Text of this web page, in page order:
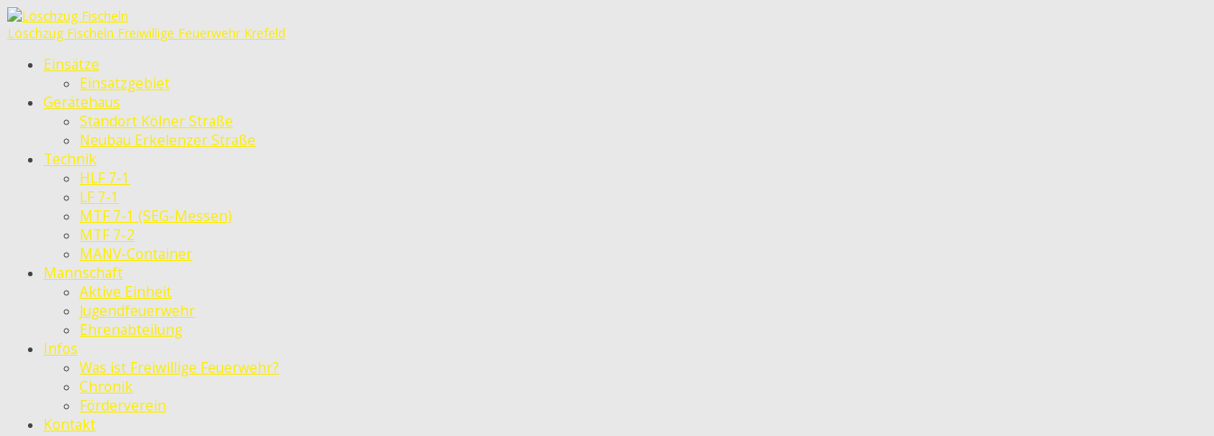
Löschzug Fischeln Freiwillige Feuerwehr Krefeld
Einsätze
Einsatzgebiet
Gerätehaus
Standort Kölner Straße
Neubau Erkelenzer Straße
Technik
HLF 7-1
LF 7-1
MTF 7-1 (SEG-Messen)
MTF 7-2
MANV-Container
Mannschaft
Aktive Einheit
Jugendfeuerwehr
Ehrenabteilung
Infos
Was ist Freiwillige Feuerwehr?
Chronik
Förderverein
Kontakt